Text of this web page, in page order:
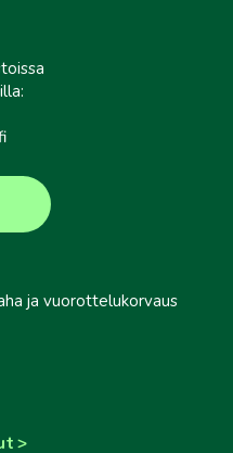
ja vuorottelukorvaus